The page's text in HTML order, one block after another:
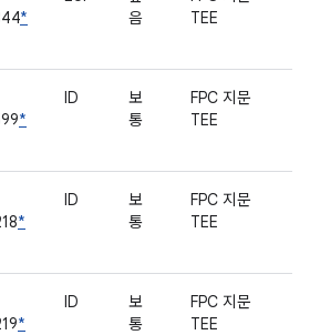
*
음
TEE
*
ID
보
통
FPC 지문
TEE
*
ID
보
통
FPC 지문
TEE
*
ID
보
통
FPC 지문
TEE